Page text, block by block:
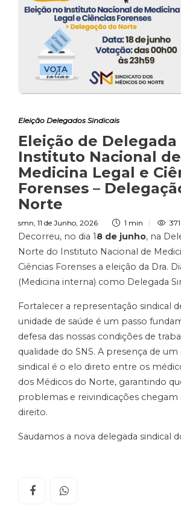
Eleição Delegados Sindicais
Eleição de Delegada
Instituto Nacional de
Medicina Legal e
Forenses –
Norte
smn 11 de Junho, 2026 1 min 371
Decorreu, no dia 18 de junho, na
Norte do Instituto Nacional de
Ciências Forenses a eleição da Dra.
(Medicina interna) como Delegada
Fortalecer a representação sindical
unidade de saúde é um passo
defesa das nossas condições de
qualidade do SNS. A presença de
sindical é o elo direto entre os
dos Médicos do Norte, garantindo
problemas e reivindicações chegam
direito.
Saudamos a nova delegada sindical